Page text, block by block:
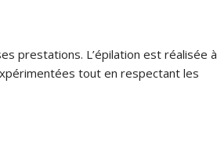
prestations. L’épilation est réalisée à
tout en respectant les